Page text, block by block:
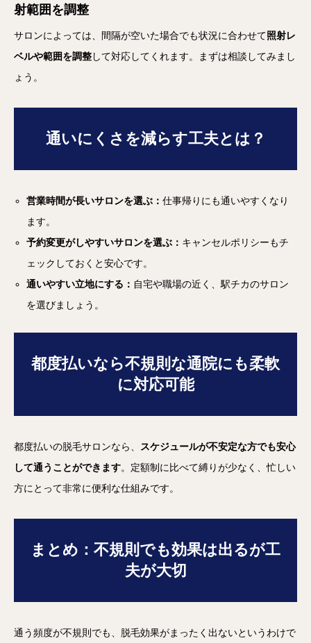
射範囲を調整
サロンによっては、間隔が空いた場合でも状況に合わせて照射レ
ベルや範囲を調整 して対応してくれます。まずは相談してみまし
ょう。
通いにくさを減らす工夫とは？
営業時間が長いサロンを選ぶ：仕事帰りにも通いやすくなり
ます。
予約変更がしやすいサロンを選ぶ： キャンセルポリシーもチ
ェックしておくと安心です。
通いやすい立地にする： 自宅や職場の近く、駅チカのサロン
を選びましょう。
都度払いなら不規則な通院にも柔軟
に対応可能
都度払いの脱毛サロンなら、 スケジュールが不安定な方でも安心
して通うことができます。定額制に比べて縛りが少なく、忙しい
方にとって非常に便利な仕組みです。
まとめ：不規則でも効果は出るが工
夫が大切
通う頻度が不規則でも、脱毛効果がまったく出ないというわけで